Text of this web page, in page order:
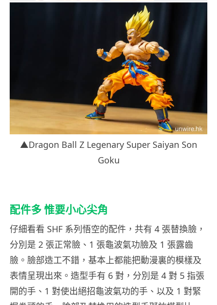
▲Dragon Ball Z Legenary Super Saiyan Son
Goku
配件多 惟要小心尖角
仔細看看 SHF 系列悟空的配件，共有 4 張替換臉，
分別是 2 張正常臉、1 張龜波氣功臉及 1 張露齒
臉。臉部造工不錯，基本上都能把動漫裏的模樣及
表情呈現出來。造型手有 6 對，分別是 4 對 5 指張
開的手、1 對使出絕招龜波氣功的手、以及 1 對緊